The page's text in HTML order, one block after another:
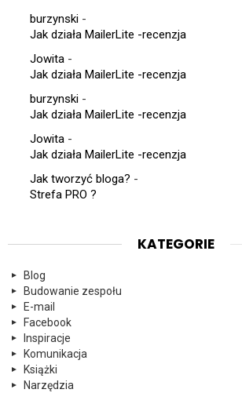
burzynski -
Jak działa MailerLite -recenzja
Jowita -
Jak działa MailerLite -recenzja
burzynski -
Jak działa MailerLite -recenzja
Jowita -
Jak działa MailerLite -recenzja
Jak tworzyć bloga? -
Strefa PRO ?
KATEGORIE
Blog
Budowanie zespołu
E-mail
Facebook
Inspiracje
Komunikacja
Książki
Narzędzia